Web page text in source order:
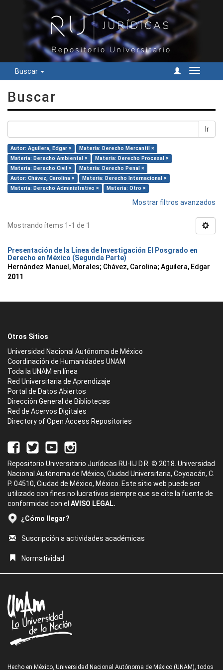
Buscar
Cambiar
Buscar
Ir
Autor: Aguilera, Edgar ×
Materia: Derecho Mercantil ×
Materia: Derecho Ambiental ×
Materia: Derecho Procesal ×
Materia: Derecho Civil ×
Materia: Derecho Penal ×
Autor: Chávez, Carolina ×
Materia: Derecho Internacional ×
Materia: Derecho Administrativo ×
Materia: Otro ×
Mostrar filtros avanzados
Mostrando ítems 1-1 de 1
Presentación de la Línea de Investigación El Posgrado en
Derecho en México (Segunda Parte)
Hernández Manuel, Morales; Chávez, Carolina; Aguilera, Edgar
2011
Otros Sitios
Universidad Nacional Autónoma de México
Coordinación de Humanidades UNAM
Toda la UNAM en línea
Red Universitaria de Aprendizaje
Portal de Datos Abiertos
Dirección General de Bibliotecas
Red de Acervos Digitales
Directory of Open Access Repositories
Repositorio Universitario Jurídicas RU-IIJ D.R. © 2018. Universidad
Nacional Autónoma de México, Ciudad Universitaria, Coyoacán, C.
P. 04510, Ciudad de México, México. Este sitio web puede ser
utilizado con fines no lucrativos siempre que se cite la fuente de
conformidad con el AVISO LEGAL.
¿Cómo llegar?
Suscripción a actividades académicas
Normatividad
Hecho en México, Universidad Nacional Autónoma de México (UNAM), todos